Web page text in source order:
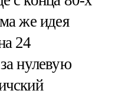
же идея
24
нулевую